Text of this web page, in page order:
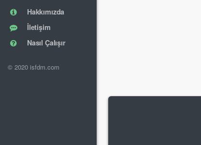
Hakkımızda
İletişim
Nasıl Çalışır
© 2020 isfdm.com